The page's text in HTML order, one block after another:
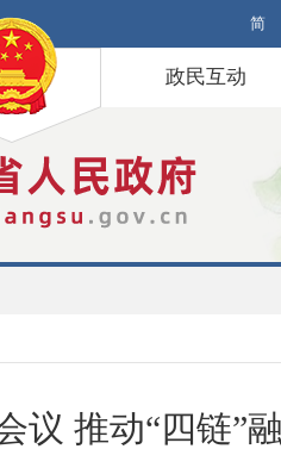
简
政民互动
议 推动“四链”